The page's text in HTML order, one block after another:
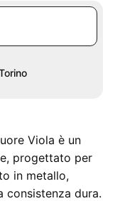
Viola è un
progettato per
in metallo,
consistenza dura.